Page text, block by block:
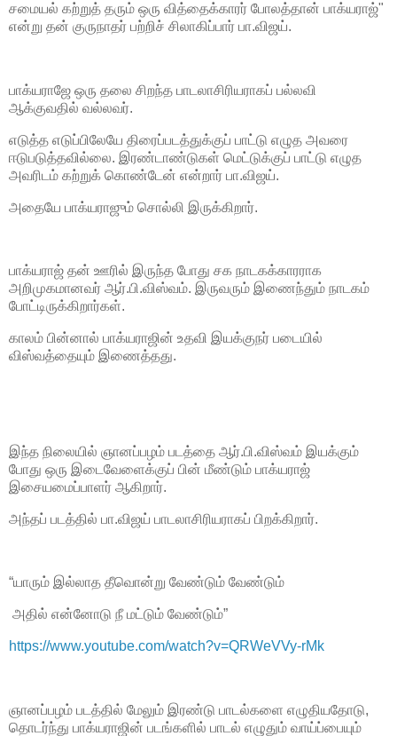
சமையல் கற்றுத் தரும் ஒரு வித்தைக்காரர் போலத்தான் பாக்யராஜ்"
என்று தன் குருநாதர் பற்றிச் சிலாகிப்பார் பா.விஜய்.
பாக்யராஜே ஒரு தலை சிறந்த பாடலாசிரியராகப் பல்லவி
ஆக்குவதில் வல்லவர்.
எடுத்த எடுப்பிலேயே திரைப்படத்துக்குப் பாட்டு எழுத அவரை
ஈடுபடுத்தவில்லை. இரண்டாண்டுகள் மெட்டுக்குப் பாட்டு எழுத
அவரிடம் கற்றுக் கொண்டேன் என்றார் பா.விஜய்.
அதையே பாக்யராஜும் சொல்லி இருக்கிறார்.
பாக்யராஜ் தன் ஊரில் இருந்த போது சக நாடகக்காரராக
அறிமுகமானவர் ஆர்.பி.விஸ்வம். இருவரும் இணைந்தும் நாடகம்
போட்டிருக்கிறார்கள்.
காலம் பின்னால் பாக்யராஜின் உதவி இயக்குநர் படையில்
விஸ்வத்தையும் இணைத்தது.
இந்த நிலையில் ஞானப்பழம் படத்தை ஆர்.பி.விஸ்வம் இயக்கும்
போது ஒரு இடைவேளைக்குப் பின் மீண்டும் பாக்யராஜ்
இசையமைப்பாளர் ஆகிறார்.
அந்தப் படத்தில் பா.விஜய் பாடலாசிரியராகப் பிறக்கிறார்.
“யாரும் இல்லாத தீவொன்று வேண்டும் வேண்டும்
அதில் என்னோடு நீ மட்டும் வேண்டும்”
https://www.youtube.com/watch?v=QRWeVVy-rMk
ஞானப்பழம் படத்தில் மேலும் இரண்டு பாடல்களை எழுதியதோடு,
தொடர்ந்து பாக்யராஜின் படங்களில் பாடல் எழுதும் வாய்ப்பையும்